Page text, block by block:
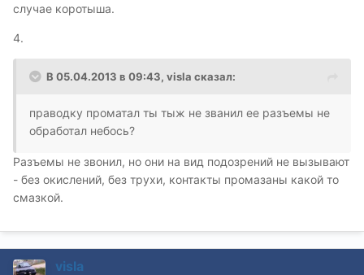
случае коротыша.
4.
В 05.04.2013 в 09:43, visla сказал:
праводку проматал ты тыж не званил ее разъемы не
обработал небось?
Разъемы не звонил, но они на вид подозрений не вызывают
- без окислений, без трухи, контакты промазаны какой то
смазкой.
visla